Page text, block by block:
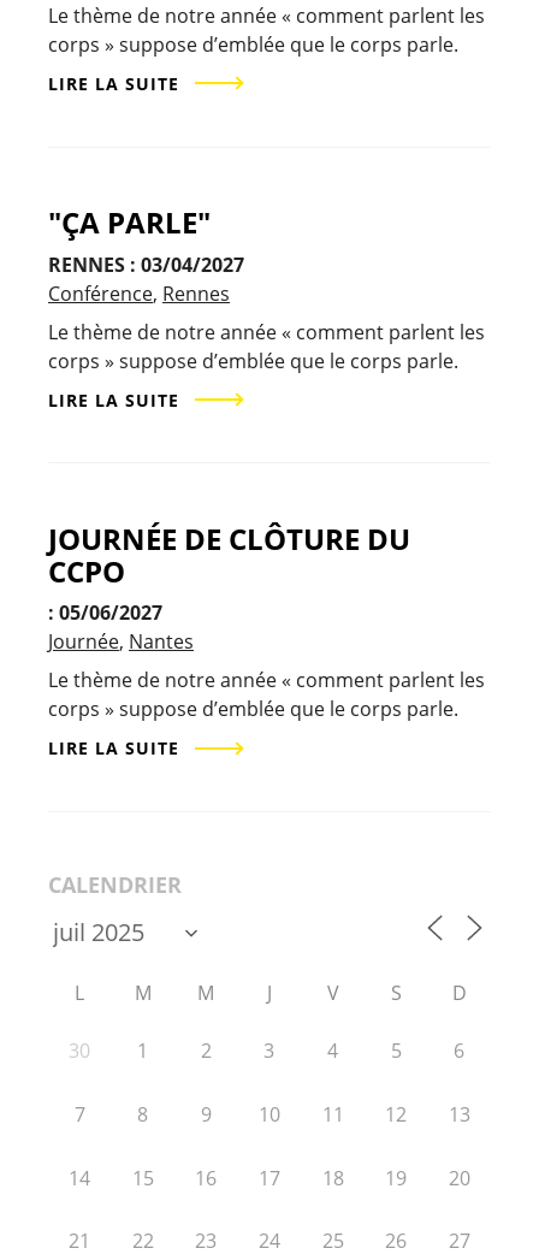
Le thème de notre année « comment parlent les
corps » suppose d’emblée que le corps parle.
LIRE LA SUITE
"ÇA PARLE"
RENNES : 03/04/2027
Conférence Rennes
Le thème de notre année « comment parlent les
corps » suppose d’emblée que le corps parle.
LIRE LA SUITE
JOURNÉE DE CLÔTURE DU
CCPO
: 05/06/2027
Journée Nantes
Le thème de notre année « comment parlent les
corps » suppose d’emblée que le corps parle.
LIRE LA SUITE
CALENDRIER
L M M J V S D
30 1 2 3 4 5 6
7 8 9 10 11 12 13
14 15 16 17 18 19 20
21 22 23 24 25 26 27